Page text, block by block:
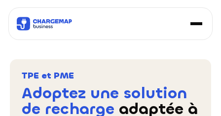
TPE et PME
Adoptez une solution
de recharge adaptée à